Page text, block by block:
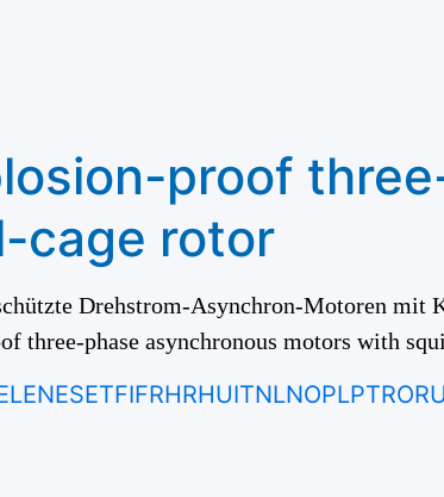
proof
cage rotor
Drehstrom-Asynchron-Motoren mit
three-phase asynchronous motors with
ENESETFIFRHRHUITNLNOPLPTRORU